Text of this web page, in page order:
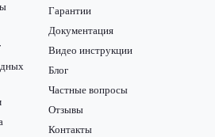
Гарантии
Документация
Видео инструкции
Блог
Частные вопросы
Отзывы
Контакты